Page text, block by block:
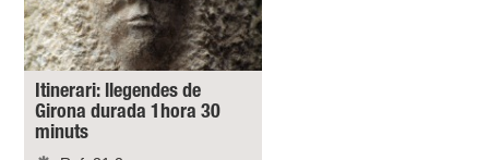
Itinerari: llegendes de
Girona durada 1hora 30
minuts